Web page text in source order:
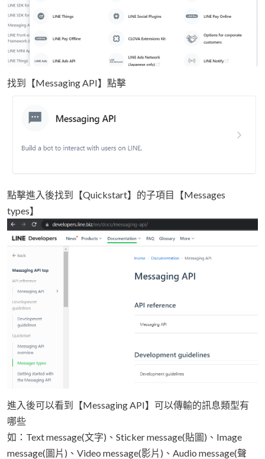
找到【Messaging API】點擊
點擊進入後找到【Quickstart】的子項目【Messages
types】
進入後可以看到【Messaging API】可以傳輸的訊息類型有
哪些
如：Text message(文字)、Sticker message(貼圖)、Image
message(圖片)、Video message(影片)、Audio message(聲